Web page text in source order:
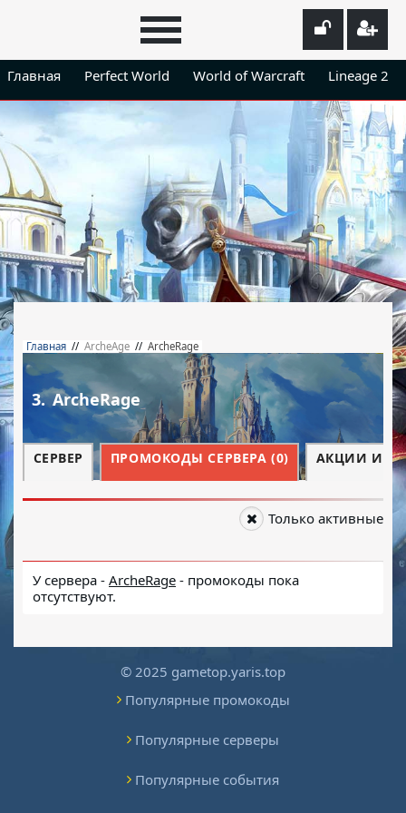
Главная Perfect World World of Warcraft Lineage 2
Главная // ArcheAge // ArcheRage
3. ArcheRage
СЕРВЕР ПРОМОКОДЫ СЕРВЕРА (0) АКЦИИ И
Только активные
У сервера - ArcheRage - промокоды пока
отсутствуют.
© 2025 gametop.yaris.top
Популярные промокоды
Популярные серверы
Популярные события